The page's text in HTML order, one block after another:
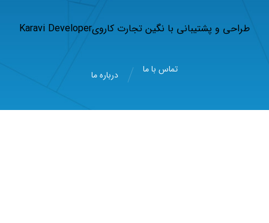
طراحی و پشتیبانی با نگین تجارت کارویKaravi Developer
تماس با ما درباره ما